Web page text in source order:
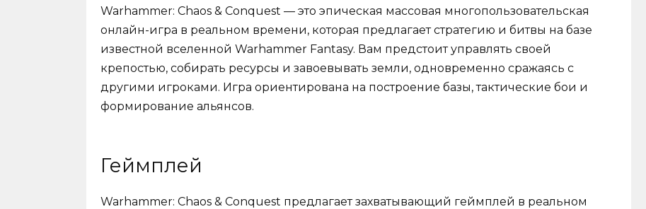
Warhammer: Chaos & Conquest — это эпическая массовая многопользовательская
онлайн-игра в реальном времени, которая предлагает стратегию и битвы на базе
известной вселенной Warhammer Fantasy. Вам предстоит управлять своей
крепостью, собирать ресурсы и завоевывать земли, одновременно сражаясь с
другими игроками. Игра ориентирована на построение базы, тактические бои и
формирование альянсов.
Геймплей
Warhammer: Chaos & Conquest предлагает захватывающий геймплей в реальном